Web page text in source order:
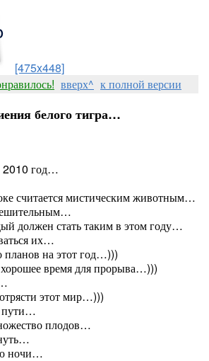
[475x448]
вверх^ к полной версии
белого тигра…
2010 год…
считается мистическим животным…
должен стать таким в этом году…
их…
на этот год…)))
время для прорыва…)))
этот мир…)))
пути…
плодов…
ночи…